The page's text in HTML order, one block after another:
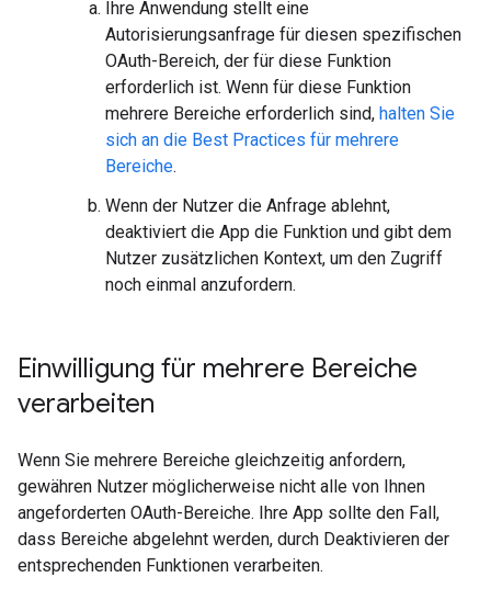
Ihre Anwendung stellt eine
Autorisierungsanfrage für diesen spezifischen
OAuth-Bereich, der für diese Funktion
erforderlich ist. Wenn für diese Funktion
mehrere Bereiche erforderlich sind, halten Sie
sich an die Best Practices für mehrere
Bereiche.
Wenn der Nutzer die Anfrage ablehnt,
deaktiviert die App die Funktion und gibt dem
Nutzer zusätzlichen Kontext, um den Zugriff
noch einmal anzufordern.
Einwilligung für mehrere Bereiche
verarbeiten
Wenn Sie mehrere Bereiche gleichzeitig anfordern,
gewähren Nutzer möglicherweise nicht alle von Ihnen
angeforderten OAuth-Bereiche. Ihre App sollte den Fall,
dass Bereiche abgelehnt werden, durch Deaktivieren der
entsprechenden Funktionen verarbeiten.